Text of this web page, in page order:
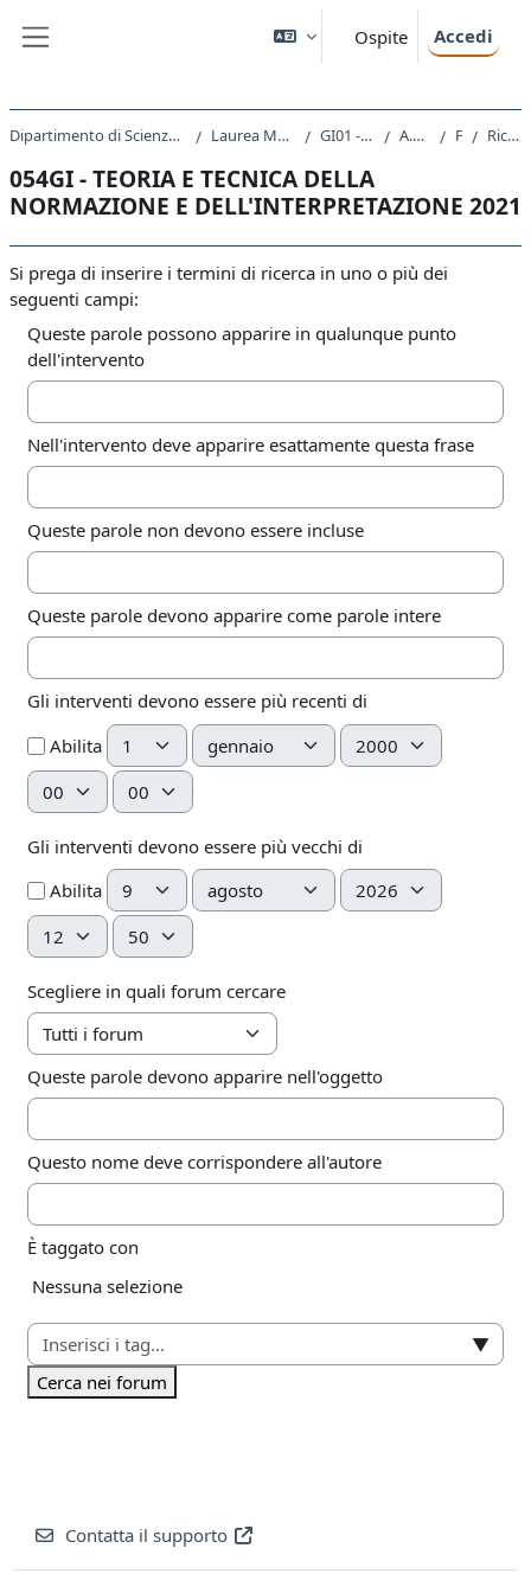
Ospite Accedi
Dipartimento di Scienze Giuridiche, del Linguaggio, dell`Interpretazione e della Traduzione Laurea Magistrale Ciclo Unico 5 anni GI01 - GIURISPRUDENZA A.A. 2021 - 2022 Forum Ricerca avanzata
054GI - TEORIA E TECNICA DELLA
NORMAZIONE E DELL'INTERPRETAZIONE 2021
Si prega di inserire i termini di ricerca in uno o più dei
seguenti campi:
Queste parole possono apparire in qualunque punto
dell'intervento
Nell'intervento deve apparire esattamente questa frase
Queste parole non devono essere incluse
Queste parole devono apparire come parole intere
Gli interventi devono essere più recenti di
Abilita Giorno Mese
Anno
Ora
Minuto
Gli interventi devono essere più vecchi di
Abilita Giorno Mese
Anno
Ora
Minuto
Scegliere in quali forum cercare
Queste parole devono apparire nell'oggetto
Questo nome deve corrispondere all'autore
È taggato con
Elementi selezionati:
Nessuna selezione
▼
Cerca nei forum
Contatta il supporto